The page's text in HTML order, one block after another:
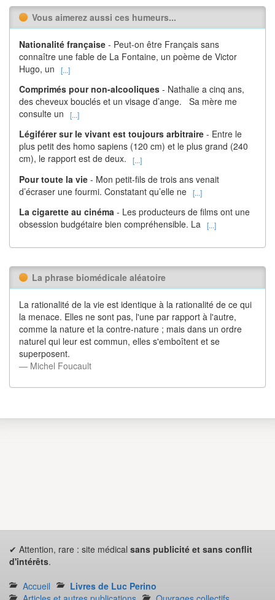
Vous aimerez aussi ces humeurs...
Nationalité française - Peut-on être Français sans
connaître une fable de La Fontaine, un poème de Victor
Hugo, un
[...]
Comprimés pour non-alcooliques - Nathalie a cinq ans,
des cheveux bouclés et un visage d’ange. Sa mère me
consulte un
[...]
Légiférer sur le vivant est toujours arbitraire - Entre le
plus petit des homo sapiens (120 cm) et le plus grand (240
cm), le rapport est de deux.
[...]
Pour toute la vie - Mon petit-fils de trois ans venait
d’écraser une fourmi. Constatant qu’elle ne [...]
La cigarette au cinéma - Les producteurs de films ont une
obsession budgétaire bien compréhensible. La [...]
La phrase biomédicale aléatoire
La rationalité de la vie est identique à la rationalité de ce qui
la menace. Elles ne sont pas, l'une par rapport à l'autre,
comme la nature et la contre-nature ; mais dans un ordre
naturel qui leur est commun, elles s'emboîtent et se
superposent.
― Michel Foucault
✔ Attention, rare : site médical sans publicité et sans conflit
d'intérêts.
Accueil
Livres de Luc Perino